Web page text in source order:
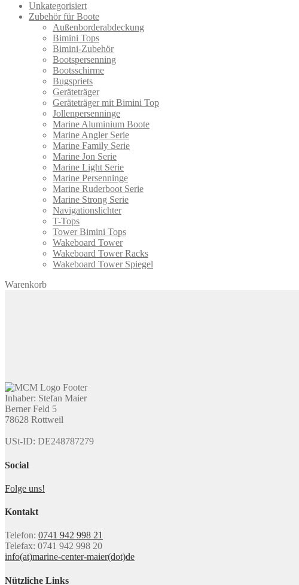
Unkategorisiert
Zubehör für Boote
Außenborderabdeckung
Bimini Tops
Bimini-Zubehör
Bootspersenning
Bootsschirme
Bugspriets
Geräteträger
Geräteträger mit Bimini Top
Jollenpersenninge
Marine Aluminium Boote
Marine Angler Serie
Marine Family Serie
Marine Jon Serie
Marine Light Serie
Marine Persenninge
Marine Ruderboot Serie
Marine Strong Serie
Navigationslichter
T-Tops
Tower Bimini Tops
Wakeboard Tower
Wakeboard Tower Racks
Wakeboard Tower Spiegel
Warenkorb
Inhaber: Stefan Maier
Berner Feld 5
78628 Rottweil
USt-ID: DE248787279
Social
Folge uns!
Kontakt
Telefon: 0741 942 998 21
Telefax: 0741 942 998 20
info(at)marine-center-maier(dot)de
Nützliche Links